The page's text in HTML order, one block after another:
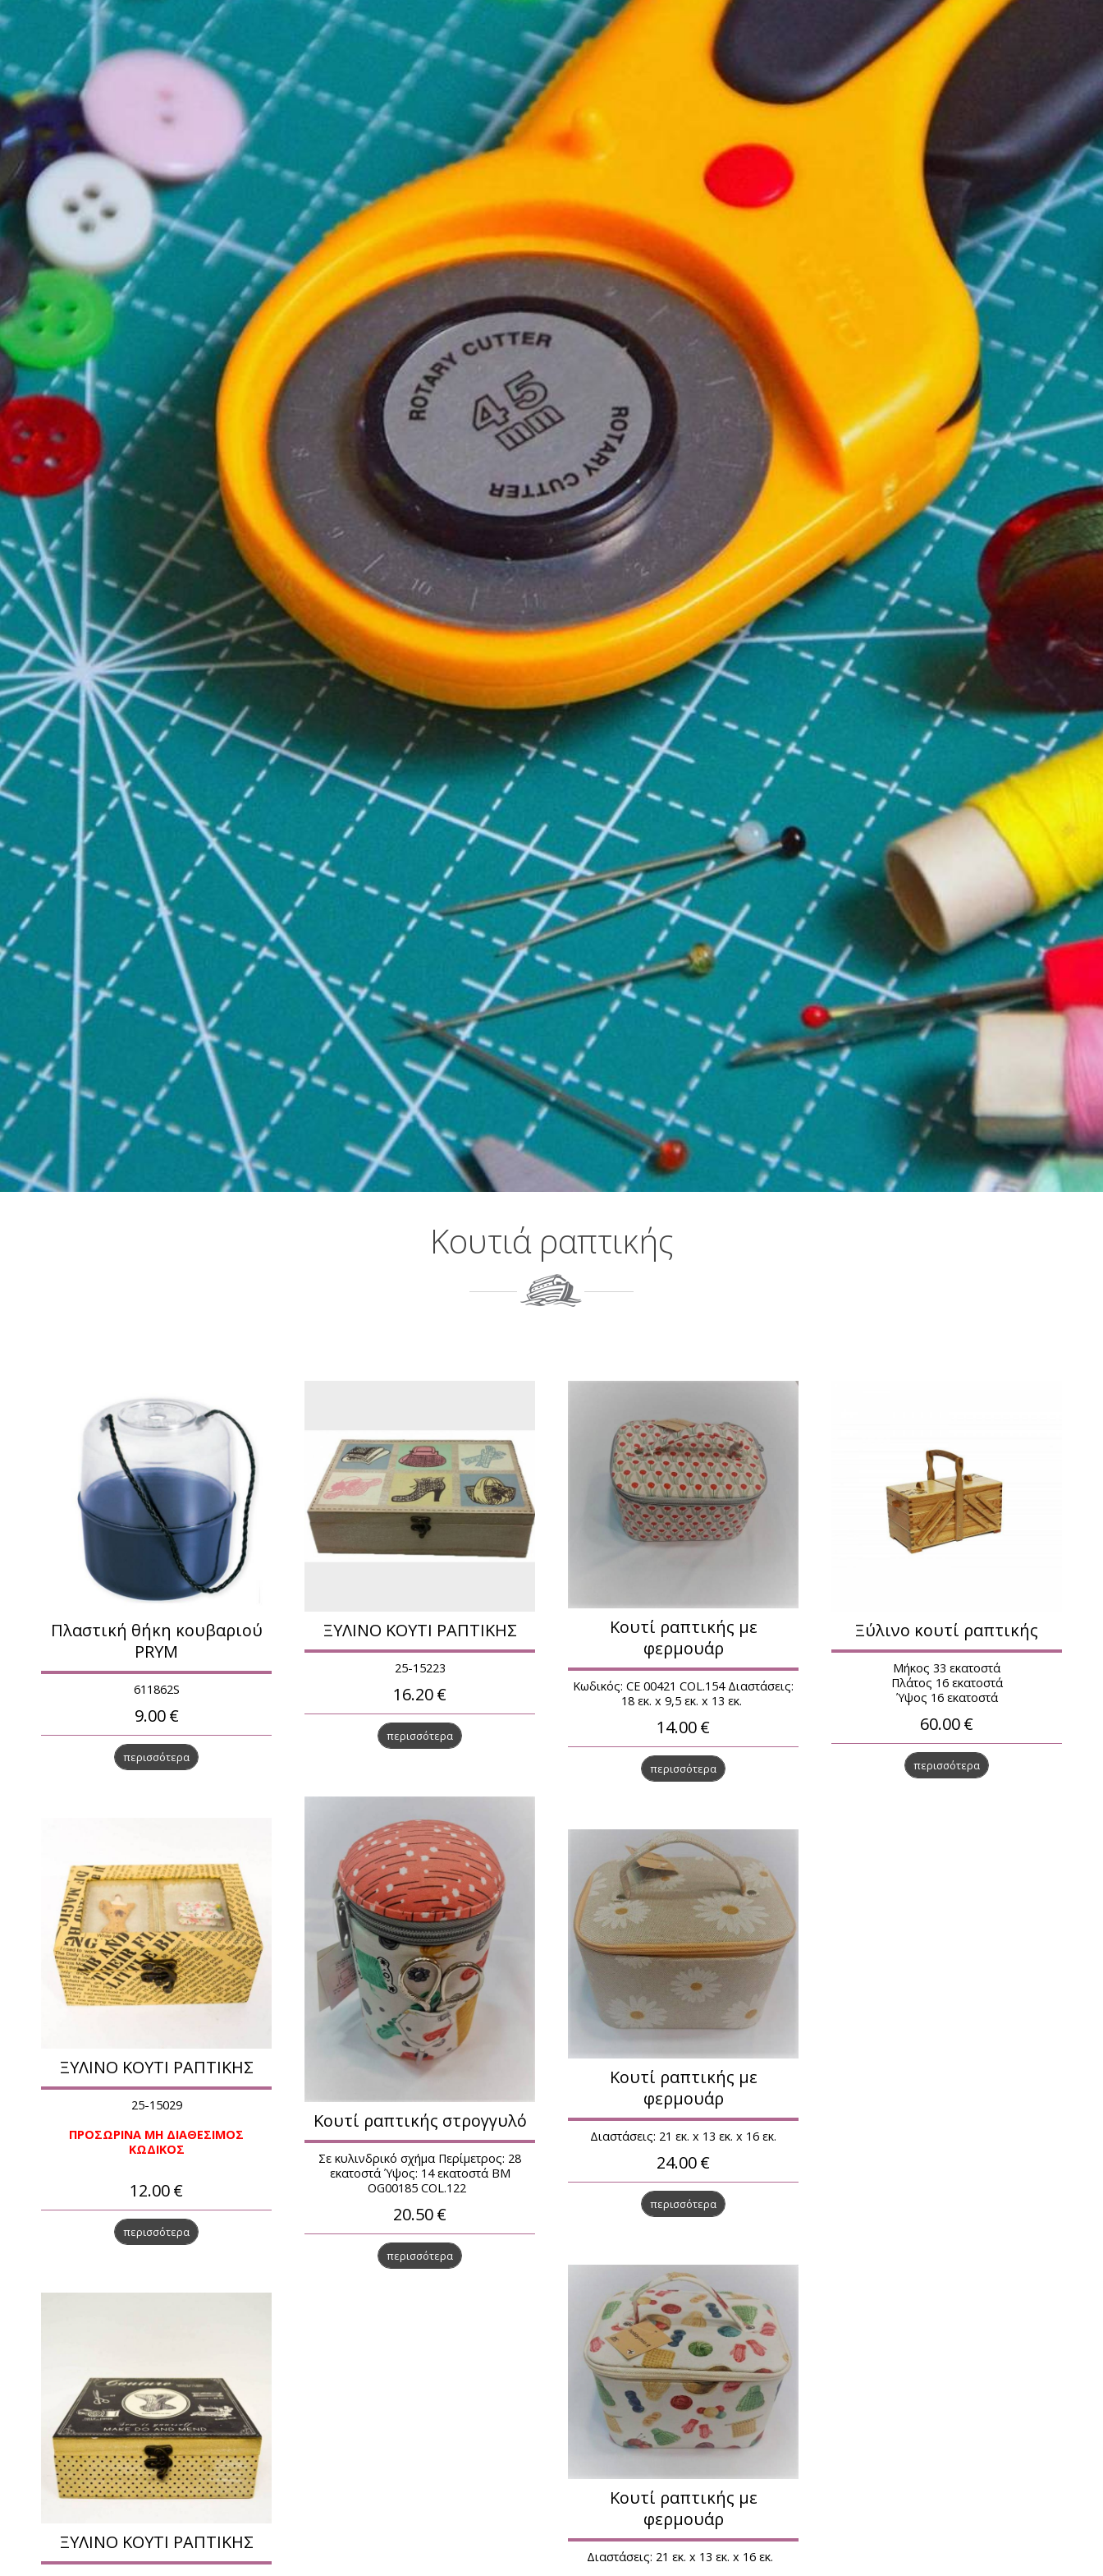
Γαντζάκια κουρτινών
Κεντήματα
Ψαλίδια
Κουτιά ραπτικής
Σετ ραπτικής
Σημάδια ραπτικής
Ξύλινο αυγό
Ροτάριο
Κόπιτσες
Σούστες
Αράχνη
Βαρίδι κουρτινών
Ύφασμα βαμβακερό
Τσόχα - Φετρίνα
Γάζα ύφασμα
Κάμποτο
Χασές
Οργάντζα
Φόδρα εμπριμέ
Ελαστικό ύφασμα
Σελτέ
Οδηγοί φερμουάρ
Λάστιχο ραπτικής
Ασετόν
Κορδόνια
Αξεσουάρ ραψίματος
Τρέσες διακοσμητικές - strass - φτερά
Λάστιχα Μόδας - Διακοσμητικά
Θερμοκολλητικά σήματα - Αντρικά
Θερμοκολλητικά σήματα - Γυναικεία
Θερμοκολλητικά σήματα - Παιδικά
Θερμοκολλητκά σήματα - Bebe
Διακοσμητικά κορδόνια
Φερμουάρ πλαστικά no. 3
Φερμουάρ χοντρά πλαστικά no.5
Φερμουάρ πλαστικά no. 5 διαχωριζόμενα
Φερμουάρ κοκκάλινα no. 5 διαχωριζόμενα
Φερμουάρ ασημένιο μεταλλικό no. 5 διαχωριζόμενο
Φερμουάρ χρυσό μεταλλικό no. 5 διαχωριζόμενο
Φερμουάρ μπρονζέ μεταλλικό no. 5 διαχωριζόμενο
Φερμουάρ balck nickel μεταλλικό no. 5 διαχωριζόμενο
Φερμουάρ μεταλλικό no.3
Μπούστο γυναικείο
4 SEASONS LUX ΠΕΤΑΛΟΥΔΑ art. 17
Κιτ κεντήματος
Μάσκες προστασίας
Αξεσουάρ Μαλλιών
Ταμπακιέρες
Δερμάτινες αντρικές ζώνες
PARKER
Τράπουλες - Μάρκες
Γυναικεία Αξεσουάρ - Δαχτυλίδια
Γυναικεία Αξεσουάρ - Κολιέ
Γυναικεία Αξεσουάρ - Βραχιόλια
Γυναικεία αξεσουάρ - Σκουλαρίκια
Παιδικά φυλαχτά - δώρα
Κομπολόγια
Δώρα για την γιορτή του Πατέρα
Πίπες καπνού - Αξεσουάρ
Κουτιά ραπτικής
Πλαστική θήκη κουβαριού
PRYM
611862S
9.00 €
περισσότερα
ΞΥΛΙΝΟ ΚΟΥΤΙ ΡΑΠΤΙΚΗΣ
25-15029
ΠΡΟΣΩΡΙΝΑ ΜΗ ΔΙΑΘΕΣΙΜΟΣ
ΚΩΔΙΚΟΣ
12.00€
περισσότερα
ΞΥΛΙΝΟ ΚΟΥΤΙ ΡΑΠΤΙΚΗΣ
ΞΥΛΙΝΟ ΚΟΥΤΙ ΡΑΠΤΙΚΗΣ
25-15223
16.20€
περισσότερα
Κουτί ραπτικής στρογγυλό
Σε κυλινδρικό σχήμα Περίμετρος: 28
εκατοστά Ύψος: 14 εκατοστά BM
OG00185 COL.122
20.50€
περισσότερα
Κουτί ραπτικής με
φερμουάρ
Κωδικός: CE 00421 COL.154 Διαστάσεις:
18 εκ. x 9,5 εκ. x 13 εκ.
14.00€
περισσότερα
Κουτί ραπτικής με
φερμουάρ
Διαστάσεις: 21 εκ. x 13 εκ. x 16 εκ.
24.00€
περισσότερα
Κουτί ραπτικής με
φερμουάρ
Διαστάσεις: 21 εκ. x 13 εκ. x 16 εκ.
Ξύλινο κουτί ραπτικής
Μήκος 33 εκατοστά
Πλάτος 16 εκατοστά
Ύψος 16 εκατοστά
60.00€
περισσότερα